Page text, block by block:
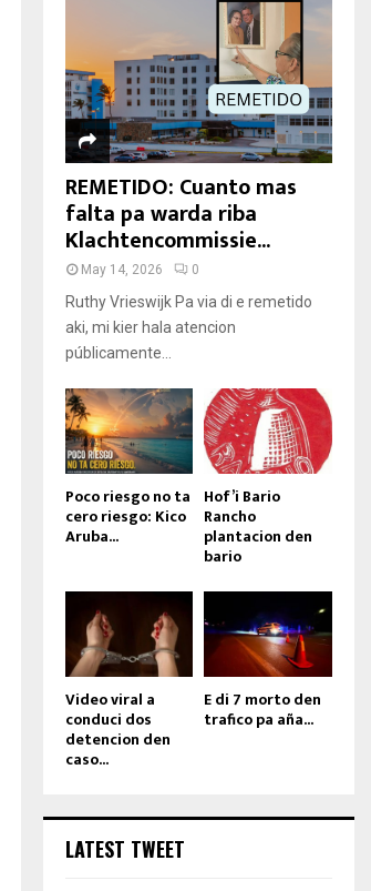
REMETIDO: Cuanto mas
falta pa warda riba
Klachtencommissie...
May 14, 2026 0
Ruthy Vrieswijk Pa via di e remetido
aki, mi kier hala atencion
públicamente...
Poco riesgo no ta
cero riesgo: Kico
Aruba...
Hof’i Bario
Rancho
plantacion den
bario
Video viral a
conduci dos
detencion den
caso...
E di 7 morto den
trafico pa aña...
LATEST TWEET